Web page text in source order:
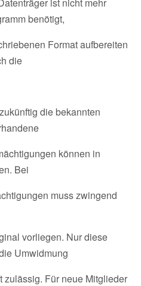
benötigt,
Format aufbereiten
die
die bekannten
können in
Bei
muss zwingend
vorliegen. Nur diese
Umwidmung
Für neue Mitglieder